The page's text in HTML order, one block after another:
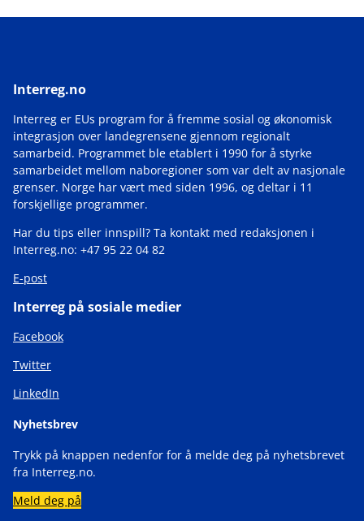
Interreg.no
Interreg er EUs program for å fremme sosial og økonomisk
integrasjon over landegrensene gjennom regionalt
samarbeid. Programmet ble etablert i 1990 for å styrke
samarbeidet mellom naboregioner som var delt av nasjonale
grenser. Norge har vært med siden 1996, og deltar i 11
forskjellige programmer.
Har du tips eller innspill? Ta kontakt med redaksjonen i
Interreg.no: +47 95 22 04 82
E-post
Interreg på sosiale medier
Facebook
Twitter
LinkedIn
Nyhetsbrev
Trykk på knappen nedenfor for å melde deg på nyhetsbrevet
fra Interreg.no.
Meld deg på